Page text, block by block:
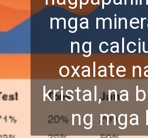
mga
ng
oxalate
kristal, na
ng mga